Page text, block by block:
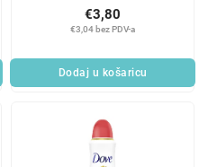
€3,04 bez PDV-a
€3,80
Dodaj u košaricu